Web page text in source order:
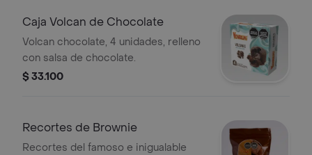
Caja Volcan de Chocolate
Volcan chocolate, 4 unidades, relleno
con salsa de chocolate.
$ 33.100
Recortes de Brownie
Recortes del famoso e inigualable